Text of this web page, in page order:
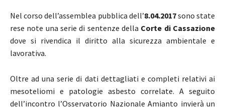
Nel corso dell’assemblea pubblica dell’8.04.2017sono state
rese note una serie di sentenze della Corte di Cassazione
dove si rivendica il diritto alla sicurezza ambientale e
lavorativa.
Oltre ad una serie di dati dettagliati e completi relativi ai
mesoteliomi e patologie asbesto correlate. A seguito
dell’incontro l’Osservatorio Nazionale Amianto invierà un